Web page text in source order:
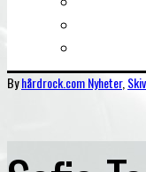
Byhårdrock.comNyheter,